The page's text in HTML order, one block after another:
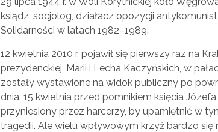
ksiądz, socjolog, działacz opozycji
Solidarności w latach 1982–1989.
12 kwietnia 2010 r. pojawił się pierwszy raz na
prezydenckiej, Marii i Lecha Kaczyńskich, w
zostały wystawione na widok publiczny po
dnia. 15 kwietnia przed pomnikiem księcia
przyniesiony przez harcerzy, by upamiętnić w
tragedii. Ale wielu wpływowym krzyż bardzo się